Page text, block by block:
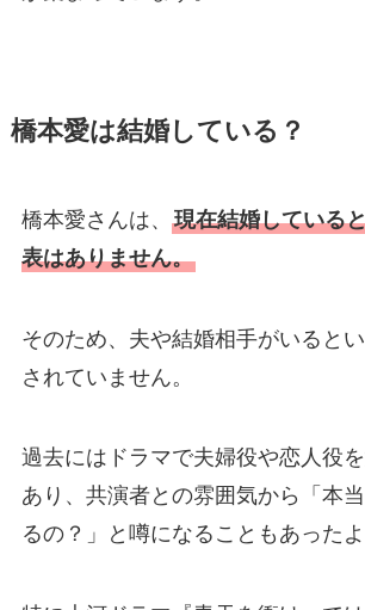
橋本愛は結婚している？
橋本愛さんは、 現在結婚している
表はありません。
そのため、夫や結婚相手がいると
されていません。
過去にはドラマで夫婦役や恋人役
あり、共演者との雰囲気から「本
るの？」と噂になることもあったよ